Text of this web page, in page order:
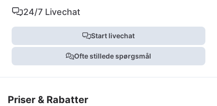
24/7 Livechat
Start livechat
Ofte stillede spørgsmål
Priser & Rabatter